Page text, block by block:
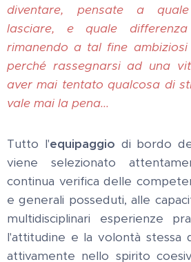
diventare, pensate a
lasciare, e quale
rimanendo a tal fine
perché rassegnarsi ad una
aver mai tentato qualcosa di
vale mai la pena...
Tutto l'equipaggio di bordo
viene selezionato
continua verifica delle
e generali posseduti, alle
multidisciplinari esperienze
l'attitudine e la volontà stessa
attivamente nello spirito